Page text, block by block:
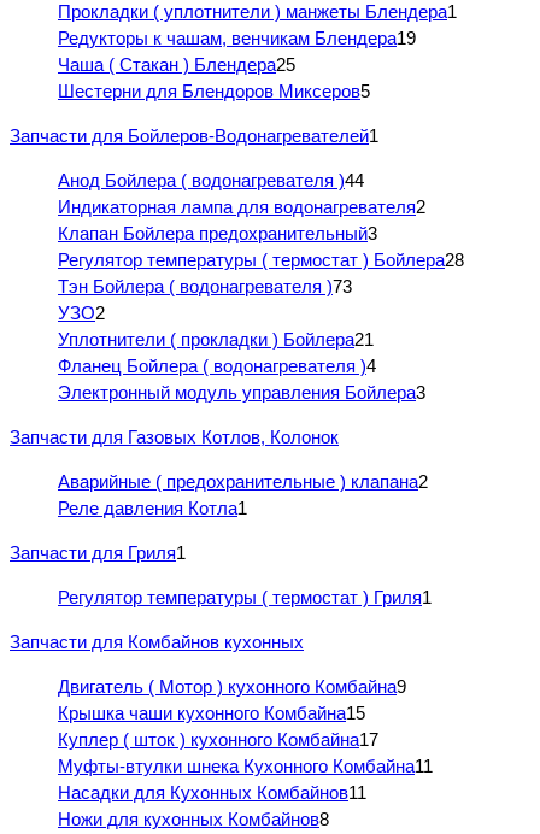
Прокладки ( уплотнители ) манжеты Блендера1
Редукторы к чашам, венчикам Блендера19
Чаша ( Стакан ) Блендера25
Шестерни для Блендоров Миксеров5
Запчасти для Бойлеров-Водонагревателей1
Анод Бойлера ( водонагревателя )44
Индикаторная лампа для водонагревателя2
Клапан Бойлера предохранительный3
Регулятор температуры ( термостат ) Бойлера28
Тэн Бойлера ( водонагревателя )73
УЗО2
Уплотнители ( прокладки ) Бойлера21
Фланец Бойлера ( водонагревателя )4
Электронный модуль управления Бойлера3
Запчасти для Газовых Котлов, Колонок
Аварийные ( предохранительные ) клапана2
Реле давления Котла1
Запчасти для Гриля1
Регулятор температуры ( термостат ) Гриля1
Запчасти для Комбайнов кухонных
Двигатель ( Мотор ) кухонного Комбайна9
Крышка чаши кухонного Комбайна15
Куплер ( шток ) кухонного Комбайна17
Муфты-втулки шнека Кухонного Комбайна11
Насадки для Кухонных Комбайнов11
Ножи для кухонных Комбайнов8